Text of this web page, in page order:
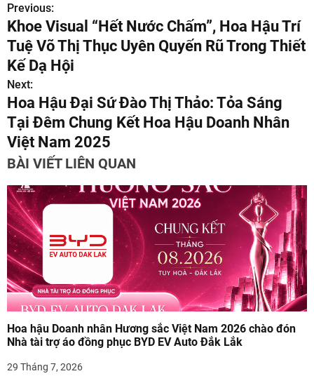
Đ
i
ề
u
h
ư
ớ
n
g
b
à
i
v
i
Previous:
Khoe Visual “Hết Nước Chấm”, Hoa Hậu Trí
Tuệ Võ Thị Thục Uyên Quyến Rũ Trong Thiết
Kế Dạ Hội
Next:
Hoa Hậu Đại Sứ Đào Thị Thảo: Tỏa Sáng
Tại Đêm Chung Kết Hoa Hậu Doanh Nhân
Việt Nam 2025
BÀI VIẾT LIÊN QUAN
Hoa hậu Doanh nhân Hương sắc Việt Nam 2026 chào đón
Nhà tài trợ áo đồng phục BYD EV Auto Đắk Lắk
29 Tháng 7, 2026